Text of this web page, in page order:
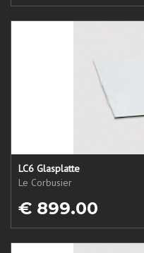
LC6 Glasplatte
Le Corbusier
€ 899.00